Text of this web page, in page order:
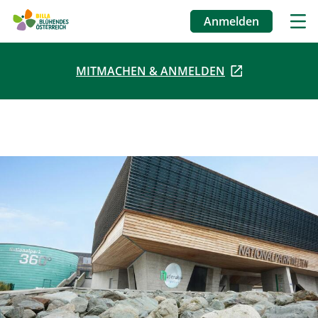
Direkt
Benutzermenü
Anmelden
MITMACHEN & ANMELDEN